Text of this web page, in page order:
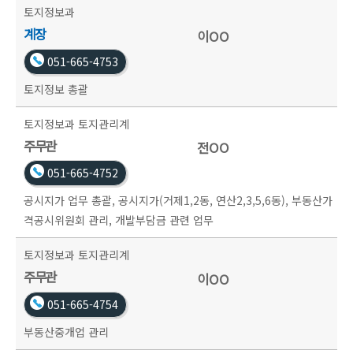
토지정보과
계장 이OO
051-665-4753
토지정보 총괄
토지정보과 토지관리계
주무관 전OO
051-665-4752
공시지가 업무 총괄, 공시지가(거제1,2동, 연산2,3,5,6동), 부동산가
격공시위원회 관리, 개발부담금 관련 업무
토지정보과 토지관리계
주무관 이OO
051-665-4754
부동산중개업 관리